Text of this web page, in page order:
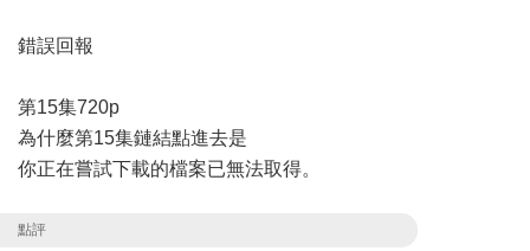
錯誤回報
第15集720p
為什麼第15集鏈結點進去是
你正在嘗試下載的檔案已無法取得。
點評